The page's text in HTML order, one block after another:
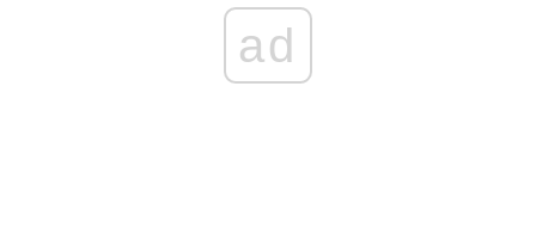
ad